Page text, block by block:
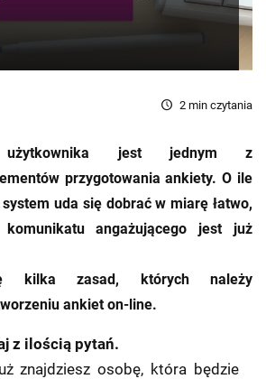
2 min czytania
użytkownika jest jednym z
przygotowania ankiety. O ile
uda się dobrać w miarę łatwo,
angażującego jest już
kilka zasad, których należy
ankiet on-line.
z ilością pytań.
znajdziesz osobę, która będzie